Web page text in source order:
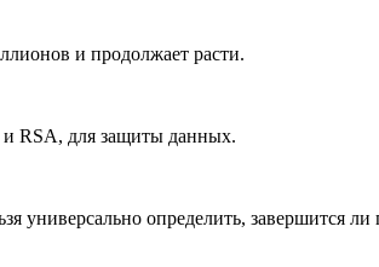
и продолжает расти.
и RSA, для защиты данных.
универсально определить, завершится